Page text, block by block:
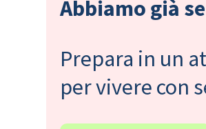
Abbiamo già
Prepara in un
per vivere con